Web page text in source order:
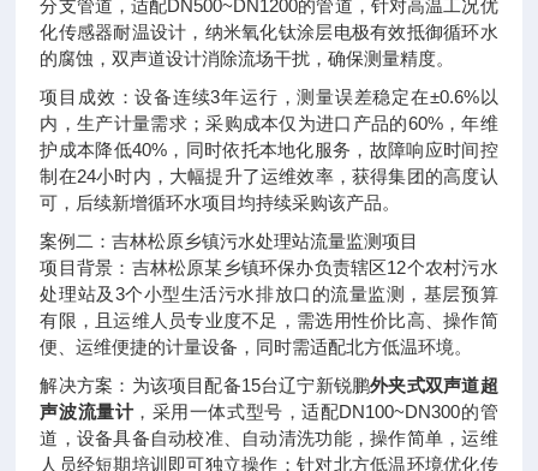
分支管道，适配DN500~DN1200的管道，针对高温工况优
化传感器耐温设计，纳米氧化钛涂层电极有效抵御循环水
的腐蚀，双声道设计消除流场干扰，确保测量精度。
项目成效：设备连续3年运行，测量误差稳定在±0.6%以
内，生产计量需求；采购成本仅为进口产品的60%，年维
护成本降低40%，同时依托本地化服务，故障响应时间控
制在24小时内，大幅提升了运维效率，获得集团的高度认
可，后续新增循环水项目均持续采购该产品。
案例二：吉林松原乡镇污水处理站流量监测项目
项目背景：吉林松原某乡镇环保办负责辖区12个农村污水
处理站及3个小型生活污水排放口的流量监测，基层预算
有限，且运维人员专业度不足，需选用性价比高、操作简
便、运维便捷的计量设备，同时需适配北方低温环境。
解决方案：为该项目配备15台辽宁新锐鹏外夹式双声道超
声波流量计，采用一体式型号，适配DN100~DN300的管
道，设备具备自动校准、自动清洗功能，操作简单，运维
人员经短期培训即可独立操作；针对北方低温环境优化传